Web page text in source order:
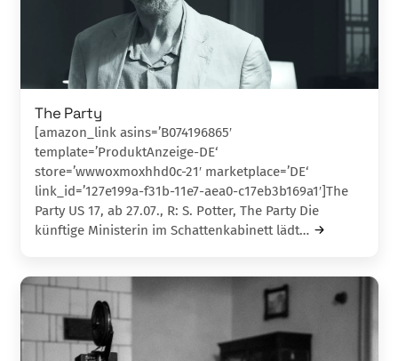
The Party
[amazon_link asins=’B074196865′
template=’ProduktAnzeige-DE‘
store=’wwwoxmoxhhd0c-21′ marketplace=’DE‘
link_id=’127e199a-f31b-11e7-aea0-c17eb3b169a1′]The
Party US 17, ab 27.07., R: S. Potter, The Party Die
künftige Ministerin im Schattenkabinett lä­dt…